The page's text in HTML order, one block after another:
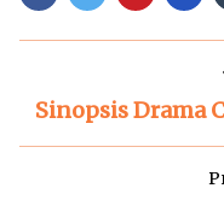
Sinopsis Drama